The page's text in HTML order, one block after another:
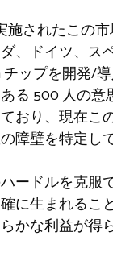
施されたこの
、ドイツ、ス
チップを開発/
る 500 人の意
おり、現在こ
障壁を特定し
ードルを克服
に生まれるこ
かな利益が得